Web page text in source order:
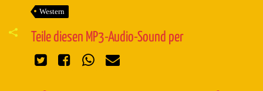
Western
Teile diesen MP3-Audio-Sound per